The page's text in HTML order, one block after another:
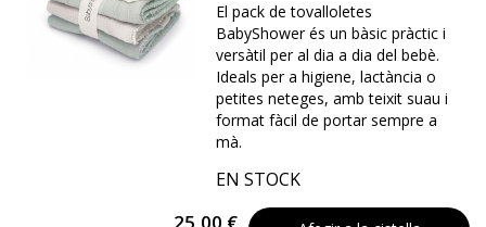
El pack de tovalloletes
BabyShower és un bàsic pràctic i
versàtil per al dia a dia del bebè.
Ideals per a higiene, lactància o
petites neteges, amb teixit suau i
format fàcil de portar sempre a
mà.
EN STOCK